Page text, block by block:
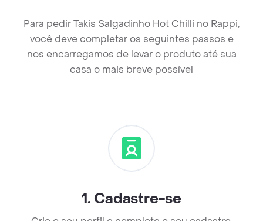
Para pedir Takis Salgadinho Hot Chilli no Rappi,
você deve completar os seguintes passos e
nos encarregamos de levar o produto até sua
casa o mais breve possível
1. Cadastre-se